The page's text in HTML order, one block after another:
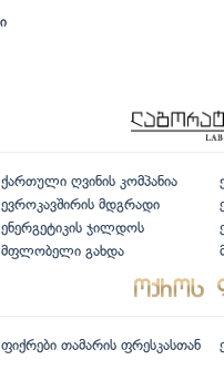
ქართული ღვინის კომპანია
ევროკავშირის მდგრადი
ენერგეტიკის ჯილდოს
მფლობელი გახდა
ფიქრები თამარის ფრესკასთან